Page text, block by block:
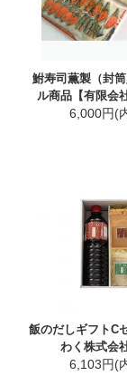
鮒寿司薫製（封
ル商品【有限会
6,000円(
飯のだしギフトC
わく株式会
6,103円(